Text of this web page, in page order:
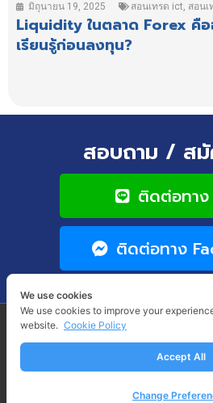
มิถุนายน 19, 2025 สอนเทรด ict, สอนเ
Liquidity ในตลาด Forex คือ
เรียนรู้ก่อนลงทุน?
สอบถาม / สมั
ติดต่อทาง
ติดต่อทาง
COPYRIGHT © 2026 WINNER THUNTHORN. ALL RIGHTS
288/2, FLOOR 1, PRASERT-MANUKITCH, NAWAMIN,
EMAIL: HAPPYFOREVERGROUP@GMAIL.COM
We use cookies
We use cookies to improve your
website. Cookie Policy
Accept All
Change